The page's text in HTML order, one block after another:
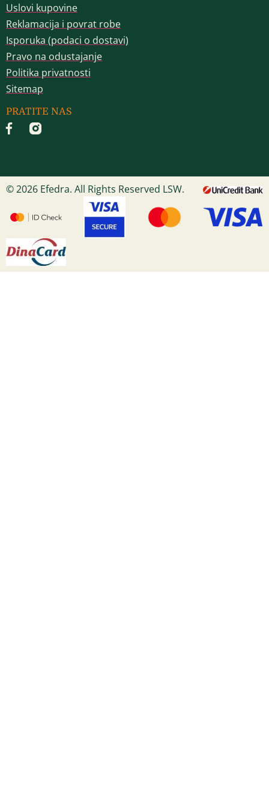
Uslovi kupovine
Reklamacija i povrat robe
Isporuka (podaci o dostavi)
Pravo na odustajanje
Politika privatnosti
Sitemap
PRATITE NAS
© 2026 Efedra. All Rights Reserved LSW.